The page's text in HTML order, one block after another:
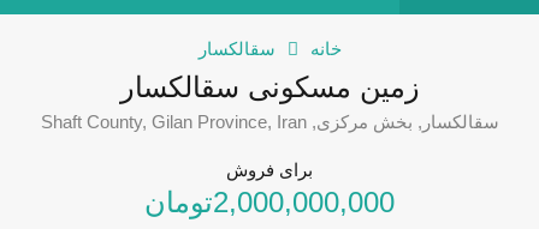
خانه سقالکسار
زمین مسکونی سقالکسار
سقالکسار, بخش مرکزی, Shaft County, Gilan Province, Iran
برای فروش
2,000,000,000تومان